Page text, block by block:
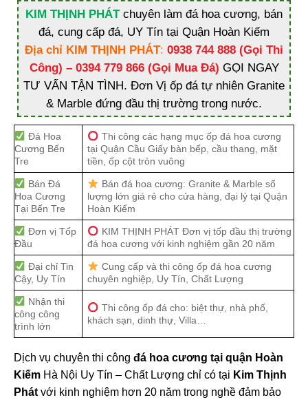
KIM THỊNH PHÁT chuyên làm đá hoa cương, bán
đá, cung cấp đá, UY Tín tại Quận Hoàn Kiếm
Địa chỉ KIM THỊNH PHÁT: 0938 744 888 (Gọi Thi
Công) – 0394 779 866 (Gọi Mua Đá) GỌI NGAY
TƯ VẤN TẬN TÌNH. Đơn Vị ốp đá tự nhiên Granite
& Marble đứng đầu thị trường trong nước.
Đá Hoa
Cương Bến
Tre
Thi công các hạng mục ốp đá hoa cương
tại Quận Cầu Giấy bàn bếp, cầu thang, mặt
tiền, ốp cột tròn vuông
Bán Đá
Hoa Cương
Tại Bến Tre
Bán đá hoa cương: Granite & Marble số
lượng lớn giá rẻ cho cửa hàng, đại lý tại Quận
Hoàn Kiếm
Đơn vị Tốp
Đầu
KIM THỊNH PHÁT Đơn vị tốp đầu thị trường
đá hoa cương với kinh nghiệm gần 20 năm
Đại chỉ Tin
Cậy, Uy Tín
Cung cấp và thi công ốp đá hoa cương
chuyên nghiệp, Uy Tín, Chất Lượng
Nhận thi
công công
trình lớn
Thi công ốp đá cho: biệt thự, nhà phố,
khách sạn, dinh thự, Villa…
Dịch vụ chuyên thi công đá hoa cương tại quận Hoàn
Kiếm Hà Nội Uy Tín – Chất Lượng chỉ có tại Kim Thịnh
Phát với kinh nghiệm hơn 20 năm trong nghề đảm bảo